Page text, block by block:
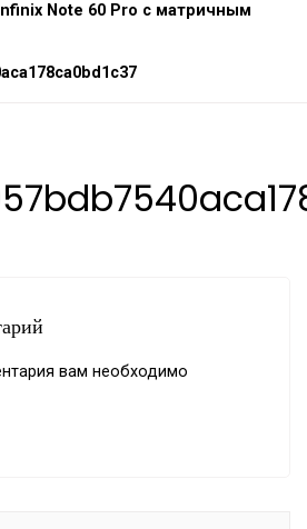
Note 60 Pro с матричным
вам необходимо